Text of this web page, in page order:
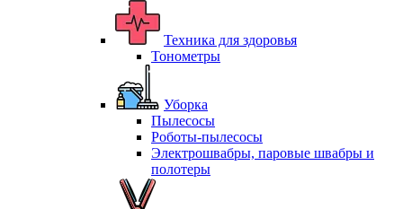
Техника для здоровья
Тонометры
Уборка
Пылесосы
Роботы-пылесосы
Электрошвабры, паровые швабры и
полотеры